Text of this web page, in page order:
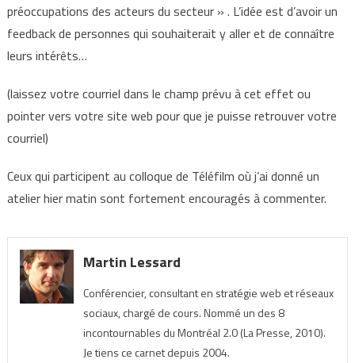
préoccupations des acteurs du secteur » . L’idée est d’avoir un
feedback de personnes qui souhaiterait y aller et de connaître
leurs intérêts…
(laissez votre courriel dans le champ prévu à cet effet ou
pointer vers votre site web pour que je puisse retrouver votre
courriel)
Ceux qui participent au colloque de Téléfilm où j’ai donné un
atelier hier matin sont fortement encouragés à commenter.
Martin Lessard
Conférencier, consultant en stratégie web et réseaux
sociaux, chargé de cours. Nommé un des 8
incontournables du Montréal 2.0 (La Presse, 2010).
Je tiens ce carnet depuis 2004.